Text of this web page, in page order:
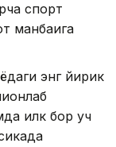
спорт
манбаига
энг йирик
илк бор уч